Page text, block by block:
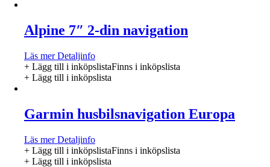
Alpine 7″ 2-din navigation
Läs merDetaljinfo
+ Lägg till i inköpslistaFinns i inköpslista
+ Lägg till i inköpslista
Garmin husbilsnavigation Europa
Läs merDetaljinfo
+ Lägg till i inköpslistaFinns i inköpslista
+ Lägg till i inköpslista